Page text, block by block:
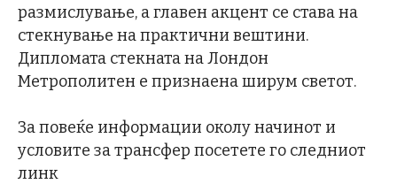
размислување, а главен акцент се става на
стекнување на практични вештини.
Дипломата стекната на Лондон
Mетрополитен е признаена ширум светот.
За повеќе информации околу начинот и
условите за трансфер посетете го следниот
линк